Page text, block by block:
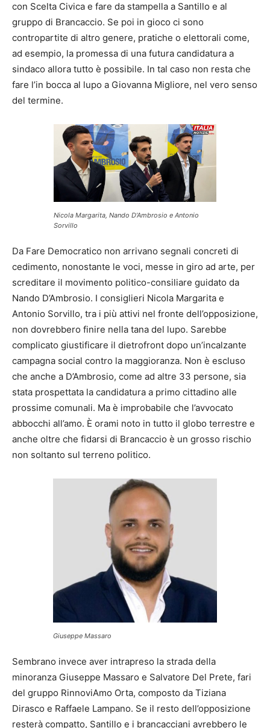
con Scelta Civica e fare da stampella a Santillo e al
gruppo di Brancaccio. Se poi in gioco ci sono
contropartite di altro genere, pratiche o elettorali come,
ad esempio, la promessa di una futura candidatura a
sindaco allora tutto è possibile. In tal caso non resta che
fare l’in bocca al lupo a Giovanna Migliore, nel vero senso
del termine.
Nicola Margarita, Nando D’Ambrosio e Antonio
Sorvillo
Da Fare Democratico non arrivano segnali concreti di
cedimento, nonostante le voci, messe in giro ad arte, per
screditare il movimento politico-consiliare guidato da
Nando D’Ambrosio. I consiglieri Nicola Margarita e
Antonio Sorvillo, tra i più attivi nel fronte dell’opposizione,
non dovrebbero finire nella tana del lupo. Sarebbe
complicato giustificare il dietrofront dopo un’incalzante
campagna social contro la maggioranza. Non è escluso
che anche a D’Ambrosio, come ad altre 33 persone, sia
stata prospettata la candidatura a primo cittadino alle
prossime comunali. Ma è improbabile che l’avvocato
abbocchi all’amo. È orami noto in tutto il globo terrestre e
anche oltre che fidarsi di Brancaccio è un grosso rischio
non soltanto sul terreno politico.
Giuseppe Massaro
Sembrano invece aver intrapreso la strada della
minoranza Giuseppe Massaro e Salvatore Del Prete, fari
del gruppo RinnoviAmo Orta, composto da Tiziana
Dirasco e Raffaele Lampano. Se il resto dell’opposizione
resterà compatto, Santillo e i brancacciani avrebbero le